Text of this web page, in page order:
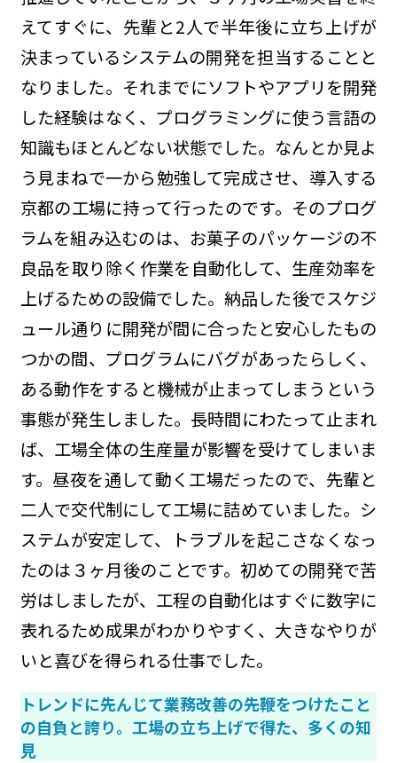
えてすぐに、先輩と2人で半年後に立ち上げが
決まっているシステムの開発を担当することと
なりました。それまでにソフトやアプリを開発
した経験はなく、プログラミングに使う言語の
知識もほとんどない状態でした。なんとか見よ
う見まねで一から勉強して完成させ、導入する
京都の工場に持って行ったのです。そのプログ
ラムを組み込むのは、お菓子のパッケージの不
良品を取り除く作業を自動化して、生産効率を
上げるための設備でした。納品した後でスケジ
ュール通りに開発が間に合ったと安心したもの
つかの間、プログラムにバグがあったらしく、
ある動作をすると機械が止まってしまうという
事態が発生しました。長時間にわたって止まれ
ば、工場全体の生産量が影響を受けてしまいま
す。昼夜を通して動く工場だったので、先輩と
二人で交代制にして工場に詰めていました。シ
ステムが安定して、トラブルを起こさなくなっ
たのは３ヶ月後のことです。初めての開発で苦
労はしましたが、工程の自動化はすぐに数字に
表れるため成果がわかりやすく、大きなやりが
いと喜びを得られる仕事でした。
トレンドに先んじて業務改善の先鞭をつけたこと
の自負と誇り。工場の立ち上げで得た、多くの知
見